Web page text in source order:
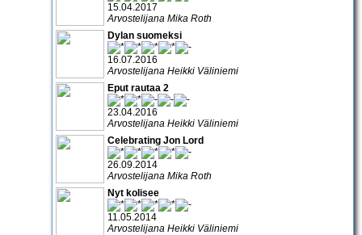
15.04.2017
Arvostelijana Mika Roth
Dylan suomeksi
16.07.2016
Arvostelijana Heikki Väliniemi
Eput rautaa 2
23.04.2016
Arvostelijana Heikki Väliniemi
Celebrating Jon Lord
26.09.2014
Arvostelijana Mika Roth
Nyt kolisee
11.05.2014
Arvostelijana Heikki Väliniemi